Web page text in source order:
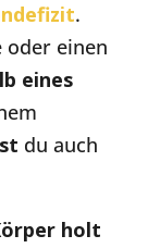
.
oder einen
eines
du auch
holt